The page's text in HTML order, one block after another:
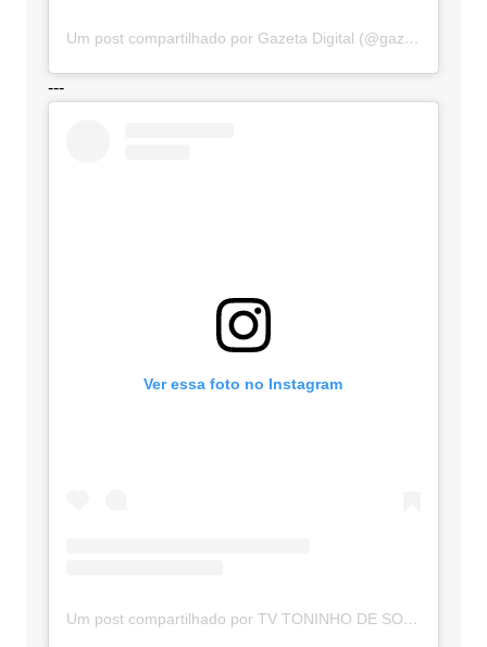
Um post compartilhado por Gazeta Digital (@gazetadigital)
---
Ver essa foto no Instagram
Um post compartilhado por TV TONINHO DE SOUZA (@toninhodesouzamt)